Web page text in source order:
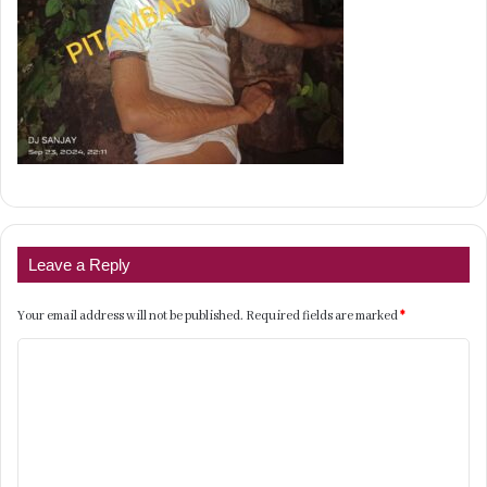
Leave a Reply
Your email address will not be published. Required fields are marked*